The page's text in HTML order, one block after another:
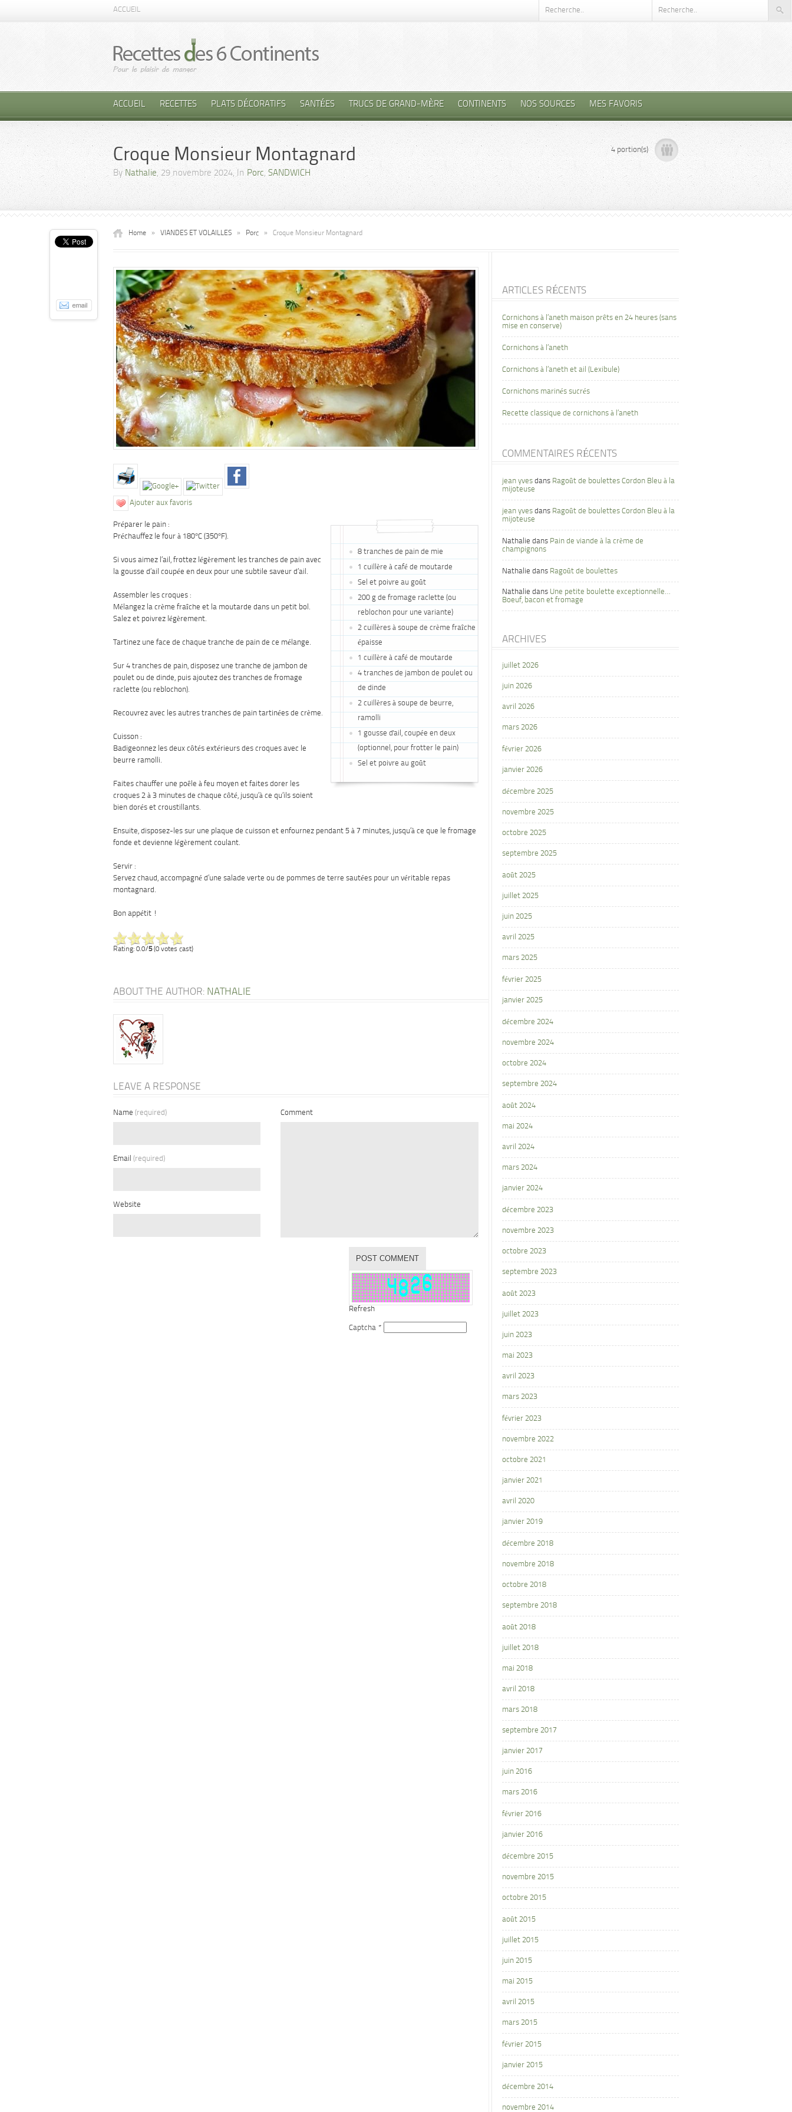
ACCUEIL
ACCUEIL RECETTES PLATS DÉCORATIFS SANTÉES TRUCS DE GRAND-MÈRE CONTINENTS NOS SOURCES MES FAVORIS
Croque Monsieur Montagnard
By Nathalie, 29 novembre 2024, In Porc, SANDWICH
4 portion(s)
Home » VIANDES ET VOLAILLES » Porc » Croque Monsieur Montagnard
Ajouter aux favoris
8 tranches de pain de mie
1 cuillère à café de moutarde
Sel et poivre au goût
200 g de fromage raclette (ou
reblochon pour une variante)
2 cuillères à soupe de crème fraîche
épaisse
1 cuillère à café de moutarde
4 tranches de jambon de poulet ou
de dinde
2 cuillères à soupe de beurre,
ramolli
1 gousse d'ail, coupée en deux
(optionnel, pour frotter le pain)
Sel et poivre au goût
Préparer le pain :
Préchauffez le four à 180°C (350°F).
Si vous aimez l’ail, frottez légèrement les tranches de pain avec
la gousse d’ail coupée en deux pour une subtile saveur d’ail.
Assembler les croques :
Mélangez la crème fraîche et la moutarde dans un petit bol.
Salez et poivrez légèrement.
Tartinez une face de chaque tranche de pain de ce mélange.
Sur 4 tranches de pain, disposez une tranche de jambon de
poulet ou de dinde, puis ajoutez des tranches de fromage
raclette (ou reblochon).
Recouvrez avec les autres tranches de pain tartinées de crème.
Cuisson :
Badigeonnez les deux côtés extérieurs des croques avec le
beurre ramolli.
Faites chauffer une poêle à feu moyen et faites dorer les
croques 2 à 3 minutes de chaque côté, jusqu’à ce qu’ils soient
bien dorés et croustillants.
Ensuite, disposez-les sur une plaque de cuisson et enfournez pendant 5 à 7 minutes, jusqu’à ce que le fromage
fonde et devienne légèrement coulant.
Servir :
Servez chaud, accompagné d’une salade verte ou de pommes de terre sautées pour un véritable repas
montagnard.
Bon appétit !
Rating: 0.0/5(0 votes cast)
ABOUT THE AUTHOR: NATHALIE
LEAVE A RESPONSE
Name (required)
Email (required)
Website
Comment
Refresh
Captcha *
ARTICLES RÉCENTS
Cornichons à l’aneth maison prêts en 24 heures (sans
mise en conserve)
Cornichons à l’aneth
Cornichons à l’aneth et ail (Lexibule)
Cornichons marinés sucrés
Recette classique de cornichons à l’aneth
COMMENTAIRES RÉCENTS
jean yves dans Ragoût de boulettes Cordon Bleu à la
mijoteuse
jean yves dans Ragoût de boulettes Cordon Bleu à la
mijoteuse
Nathalie dans Pain de viande à la crème de
champignons
Nathalie dans Ragoût de boulettes
Nathalie dans Une petite boulette exceptionnelle…
Boeuf, bacon et fromage
ARCHIVES
juillet 2026
juin 2026
avril 2026
mars 2026
février 2026
janvier 2026
décembre 2025
novembre 2025
octobre 2025
septembre 2025
août 2025
juillet 2025
juin 2025
avril 2025
mars 2025
février 2025
janvier 2025
décembre 2024
novembre 2024
octobre 2024
septembre 2024
août 2024
mai 2024
avril 2024
mars 2024
janvier 2024
décembre 2023
novembre 2023
octobre 2023
septembre 2023
août 2023
juillet 2023
juin 2023
mai 2023
avril 2023
mars 2023
février 2023
novembre 2022
octobre 2021
janvier 2021
avril 2020
janvier 2019
décembre 2018
novembre 2018
octobre 2018
septembre 2018
août 2018
juillet 2018
mai 2018
avril 2018
mars 2018
septembre 2017
janvier 2017
juin 2016
mars 2016
février 2016
janvier 2016
décembre 2015
novembre 2015
octobre 2015
août 2015
juillet 2015
juin 2015
mai 2015
avril 2015
mars 2015
février 2015
janvier 2015
décembre 2014
novembre 2014